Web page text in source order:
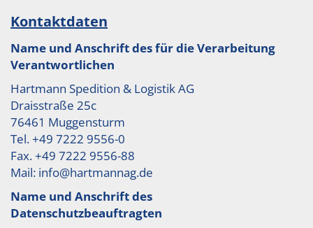
Kontaktdaten
Name und Anschrift des für die Verarbeitung
Verantwortlichen
Hartmann Spedition & Logistik AG
Draisstraße 25c
76461 Muggensturm
Tel. +49 7222 9556-0
Fax. +49 7222 9556-88
Mail: info@hartmannag.de
Name und Anschrift des
Datenschutzbeauftragten